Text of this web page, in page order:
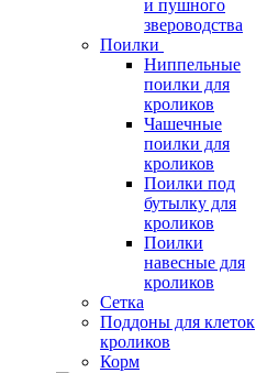
и пушного
звероводства
Поилки
Ниппельные
поилки для
кроликов
Чашечные
поилки для
кроликов
Поилки под
бутылку для
кроликов
Поилки
навесные для
кроликов
Сетка
Поддоны для клеток
кроликов
Корм